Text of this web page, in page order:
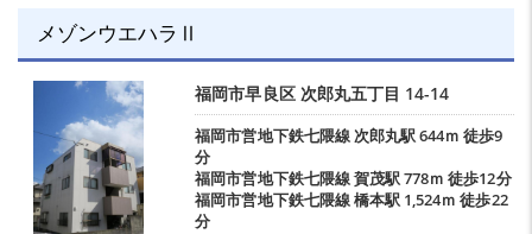
メゾンウエハラⅡ
福岡市早良区 次郎丸五丁目 14-14
福岡市営地下鉄七隈線 次郎丸駅644ｍ 徒歩9
分
福岡市営地下鉄七隈線賀茂駅778ｍ 徒歩12分
福岡市営地下鉄七隈線橋本駅 1,524ｍ 徒歩22
分